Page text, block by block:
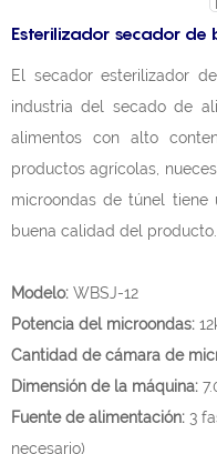
Esterilizador secador de
El secador esterilizador
industria del secado de
alimentos con alto
productos agrícolas,
microondas de túnel
buena calidad del producto.
Modelo: WBSJ-12
Potencia del microondas:
Cantidad de cámara de
Dimensión de la máquina:
Fuente de alimentación: 3
necesario)